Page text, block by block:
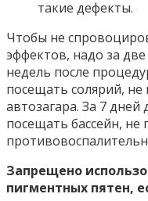
такие дефекты.
Чтобы не
эффектов, надо за
недель после
посещать солярий, не
автозагара. За 7 дней
посещать бассейн,
Запрещено
пигментных пятен,